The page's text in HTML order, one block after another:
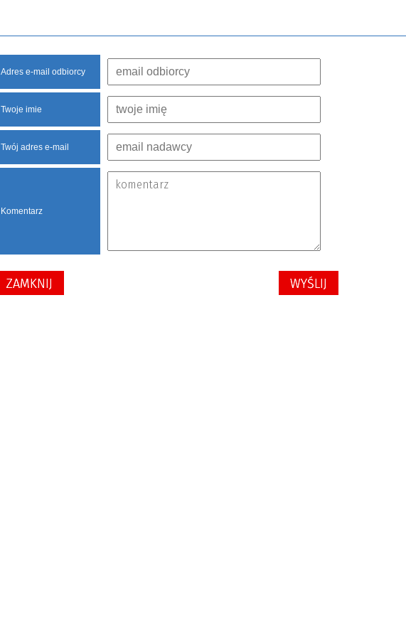
Adres e-mail odbiorcy
Twoje imie
Twój adres e-mail
Komentarz